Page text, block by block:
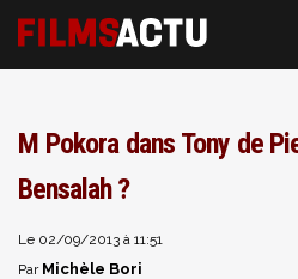
M Pokora dans Tony de
Bensalah ?
Le 02/09/2013 à 11:51
Par Michèle Bori